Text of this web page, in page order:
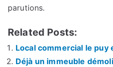
parutions.
Related Posts:
Local commercial le puy
Déjà un immeuble